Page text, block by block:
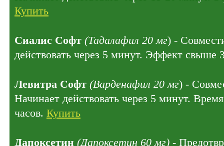
Купить
Сиалис Софт (Тадалафил 20 мг) -
действовать через 5 минут. Эффект свыше
Левитра Софт (Варденафил 20 мг) -
Начинает действовать через 5 минут.
часов. Купить
Дапоксетин (Дапоксетин 60 мг) -